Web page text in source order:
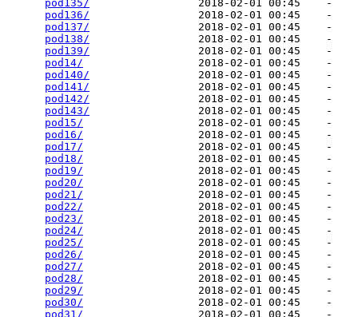
pod135/
                 2018-02-01 00:45    -
pod136/
                 2018-02-01 00:45    -
pod137/
                 2018-02-01 00:45    -
pod138/
                 2018-02-01 00:45    -
pod139/
                 2018-02-01 00:45    -
pod14/
                  2018-02-01 00:45    -
pod140/
                 2018-02-01 00:45    -
pod141/
                 2018-02-01 00:45    -
pod142/
                 2018-02-01 00:45    -
pod143/
                 2018-02-01 00:45    -
pod15/
                  2018-02-01 00:45    -
pod16/
                  2018-02-01 00:45    -
pod17/
                  2018-02-01 00:45    -
pod18/
                  2018-02-01 00:45    -
pod19/
                  2018-02-01 00:45    -
pod20/
                  2018-02-01 00:45    -
pod21/
                  2018-02-01 00:45    -
pod22/
                  2018-02-01 00:45    -
pod23/
                  2018-02-01 00:45    -
pod24/
                  2018-02-01 00:45    -
pod25/
                  2018-02-01 00:45    -
pod26/
                  2018-02-01 00:45    -
pod27/
                  2018-02-01 00:45    -
pod28/
                  2018-02-01 00:45    -
pod29/
                  2018-02-01 00:45    -
pod30/
                  2018-02-01 00:45    -
pod31/
                  2018-02-01 00:45    -